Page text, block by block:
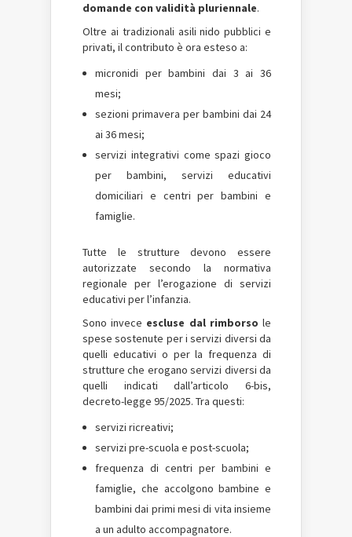
domande con validità pluriennale.
Oltre ai tradizionali asili nido pubblici e
privati, il contributo è ora esteso a:
micronidi per bambini dai 3 ai 36
mesi;
sezioni primavera per bambini dai 24
ai 36 mesi;
servizi integrativi come spazi gioco
per bambini, servizi educativi
domiciliari e centri per bambini e
famiglie.
Tutte le strutture devono essere
autorizzate secondo la normativa
regionale per l’erogazione di servizi
educativi per l’infanzia.
Sono invece escluse dal rimborso le
spese sostenute per i servizi diversi da
quelli educativi o per la frequenza di
strutture che erogano servizi diversi da
quelli indicati dall’articolo 6-bis,
decreto-legge 95/2025. Tra questi:
servizi ricreativi;
servizi pre-scuola e post-scuola;
frequenza di centri per bambini e
famiglie, che accolgono bambine e
bambini dai primi mesi di vita insieme
a un adulto accompagnatore.